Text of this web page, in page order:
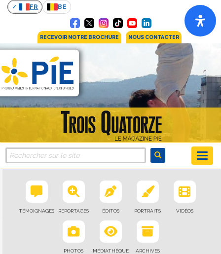
FR BE
RECEVOIR NOTRE BROCHURE NOUS CONTACTER
TÉMOIGNAGES REPORTAGES ÉDITOS PORTRAITS VIDÉOS
PHOTOS MÉDIATHÈQUE ARCHIVES